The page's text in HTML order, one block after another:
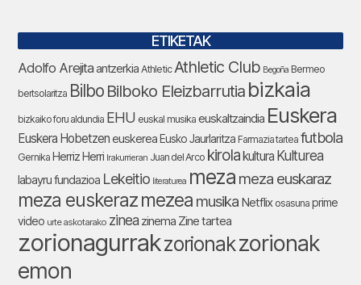
ETIKETAK
Adolfo Arejitaantzerkia Athletic Athletic Club Begoña Bermeo
bertsolaritza Bilbo Bilboko Eleizbarrutia bizkaia
bizkaiko foru aldundia EHU euskal musika euskaltzaindia Euskera
Euskera HobetzeneuskereaEusko Jaurlaritza Farmazia tartea futbola
Gernika Herriz Herri Irakurrieran Juan del Arco kirolakultura Kulturea
labayru fundazioa Lekeitio literaturea meza meza euskaraz
meza euskerazmezea musika Netflix osasuna prime
video urte askotarako zinea zinema Zine tartea
zorionagurrakzorionakzorionak
emon